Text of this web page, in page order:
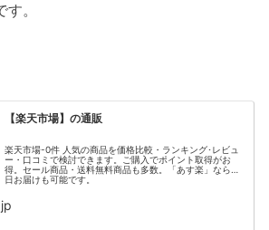
。
【楽天市場】の通販
楽天市場-0件 人気の商品を価格比較・ランキング･レビュ
ー・口コミで検討できます。ご購入でポイント取得がお
得。セール商品・送料無料商品も多数。「あす楽」なら翌
日お届けも可能です。